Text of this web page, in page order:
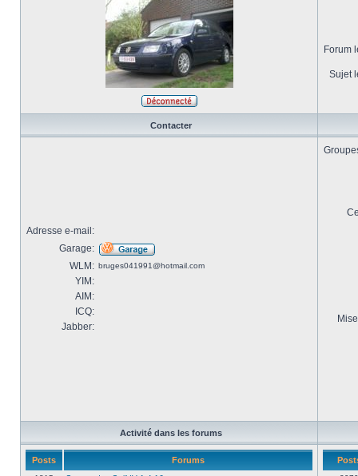
Forum
Sujet
Contacter
Adresse e-mail:
Garage:
WLM: bruges041991@hotmail.com
YIM:
AIM:
ICQ:
Jabber:
Activité dans les forums
Posts Forums